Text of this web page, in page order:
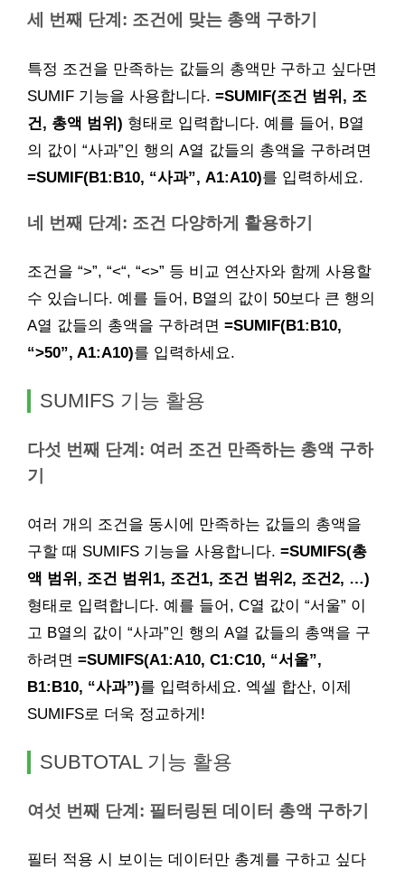
세 번째 단계: 조건에 맞는 총액 구하기
특정 조건을 만족하는 값들의 총액만 구하고 싶다면
SUMIF 기능을 사용합니다. =SUMIF(조건 범위, 조
건, 총액 범위) 형태로 입력합니다. 예를 들어, B열
의 값이 “사과”인 행의 A열 값들의 총액을 구하려면
=SUMIF(B1:B10, “사과”, A1:A10)를 입력하세요.
네 번째 단계: 조건 다양하게 활용하기
조건을 “>”, “<“, “<>” 등 비교 연산자와 함께 사용할
수 있습니다. 예를 들어, B열의 값이 50보다 큰 행의
A열 값들의 총액을 구하려면 =SUMIF(B1:B10,
“>50”, A1:A10)를 입력하세요.
SUMIFS 기능 활용
다섯 번째 단계: 여러 조건 만족하는 총액 구하
기
여러 개의 조건을 동시에 만족하는 값들의 총액을
구할 때 SUMIFS 기능을 사용합니다. =SUMIFS(총
액 범위, 조건 범위1, 조건1, 조건 범위2, 조건2, …)
형태로 입력합니다. 예를 들어, C열 값이 “서울” 이
고 B열의 값이 “사과”인 행의 A열 값들의 총액을 구
하려면 =SUMIFS(A1:A10, C1:C10, “서울”,
B1:B10, “사과”)를 입력하세요. 엑셀 합산, 이제
SUMIFS로 더욱 정교하게!
SUBTOTAL 기능 활용
여섯 번째 단계: 필터링된 데이터 총액 구하기
필터 적용 시 보이는 데이터만 총계를 구하고 싶다